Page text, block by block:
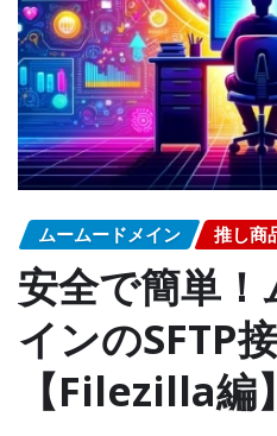
ムームードメイン 推し商
安全で簡単！
インのSFTP
【Filezilla編】